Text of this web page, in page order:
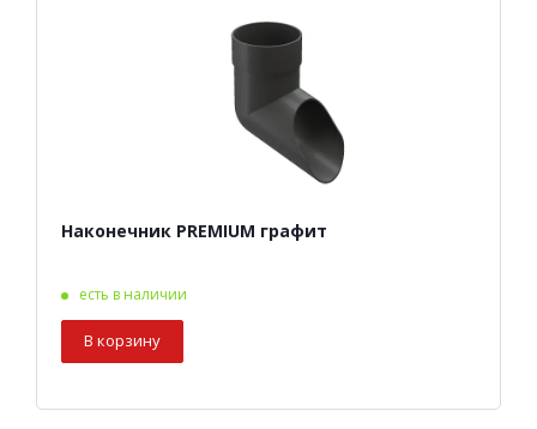
Наконечник PREMIUM графит
есть в наличии
В корзину